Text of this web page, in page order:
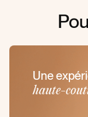
Une
haute-